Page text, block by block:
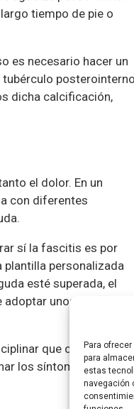
Para
para
estas
navegación
tiempo de pie o
es necesario hacer un
posterointerno
dicha calcificación,
el dolor. En un
con diferentes
sí la fascitis es por
plantilla personalizada
esté superada, el
unos hábitos
que cuenta con
los síntomas